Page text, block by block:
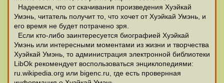
Надеемся, что от скачивания произведения Хуэйкай
Умэнь, читатель получит то, что хочет от Хуэйкай Умэнь, и
его время не будет потрачено зря.
Если кто-либо заинтересуется биографией Хуэйкай
Умэнь или интересными моментами из жизни и творчества
Хуэйкай Умэнь, то администрация электронной библиотеки
LibOk рекомендует воспользоваться энциклопедиями:
ru.wikipedia.org или bigenc.ru, где есть провернная